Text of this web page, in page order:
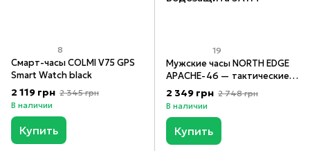
8
Смарт-часы COLMI V75 GPS
Smart Watch black
2 119 грн 2 345 грн
В наличии
Купить
19
Мужские часы NORTH EDGE
APACHE-46 — тактические
часы с альтиметром,
барометром, компасом и
5ATM
2 349 грн 2 748 грн
В наличии
Купить